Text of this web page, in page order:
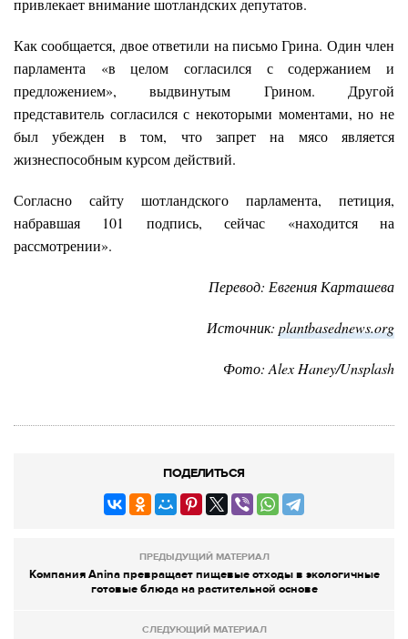
привлекает внимание шотландских депутатов.
Как сообщается, двое ответили на письмо Грина. Один член
парламента «в целом согласился с содержанием и
предложением», выдвинутым Грином. Другой
представитель согласился с некоторыми моментами, но не
был убежден в том, что запрет на мясо является
жизнеспособным курсом действий.
Согласно сайту шотландского парламента, петиция,
набравшая 101 подпись, сейчас «находится на
рассмотрении».
Перевод: Евгения Карташева
Источник: plantbasednews.org
Фото: Alex Haney/Unsplash
ПОДЕЛИТЬСЯ
ПРЕДЫДУЩИЙ МАТЕРИАЛ
Компания Anina превращает пищевые отходы в экологичные
готовые блюда на растительной основе
СЛЕДУЮЩИЙ МАТЕРИАЛ